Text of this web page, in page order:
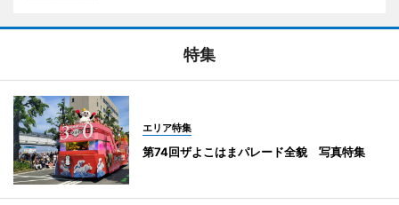
特集
エリア特集
第74回ザよこはまパレード全貌 写真特集